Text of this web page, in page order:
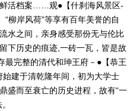
活档案……观●【什刹海风景区-
“柳岸风荷”等享有百年美誉的自
水之间，亲身感受那份无与伦比
下历史的痕迹,一砖一瓦，皆是故
最完整的清代和珅王府－●【恭王
建于清乾隆年间，初为大学士
盛而至衰亡的历史进程，故有“一